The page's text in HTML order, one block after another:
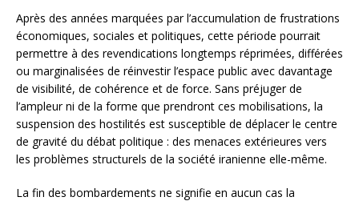
Après des années marquées par l’accumulation de frustrations
économiques, sociales et politiques, cette période pourrait
permettre à des revendications longtemps réprimées, différées
ou marginalisées de réinvestir l’espace public avec davantage
de visibilité, de cohérence et de force. Sans préjuger de
l’ampleur ni de la forme que prendront ces mobilisations, la
suspension des hostilités est susceptible de déplacer le centre
de gravité du débat politique : des menaces extérieures vers
les problèmes structurels de la société iranienne elle-même.
La fin des bombardements ne signifie en aucun cas la